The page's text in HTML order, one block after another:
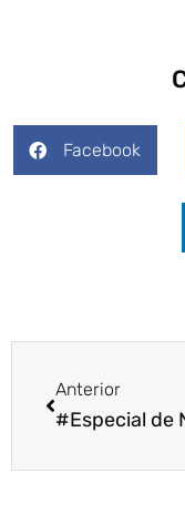
Facebook
Anterior